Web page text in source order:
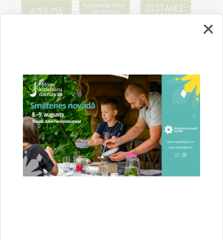
Pasākumu organizē Blomes pagasta sporta darba
organizators
Juris Bērziņš